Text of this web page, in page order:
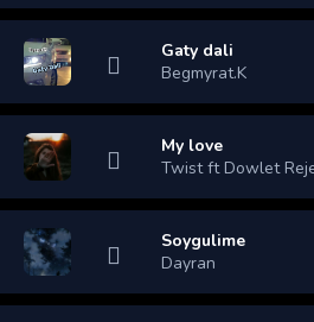
Gaty dali
Begmyrat.K
My love
Twist ft Dowlet
Soygulime
Dayran